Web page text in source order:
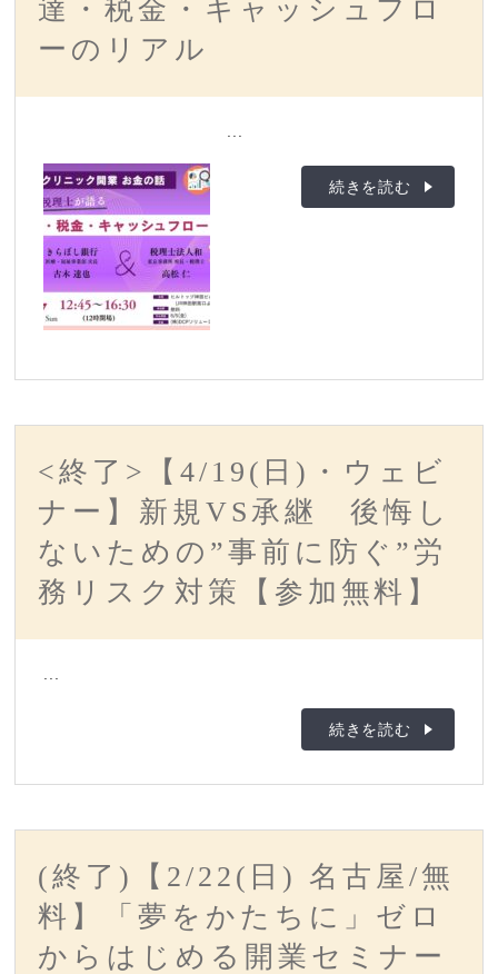
達・税金・キャッシュフロ
ーのリアル
続きを読む
<終了>【4/19(日)・ウェビ
ナー】新規VS承継 後悔し
ないための”事前に防ぐ”労
務リスク対策【参加無料】
続きを読む
(終了)【2/22(日) 名古屋/無
料】「夢をかたちに」ゼロ
からはじめる開業セミナー